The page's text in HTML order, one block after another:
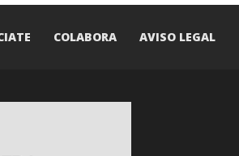
COLABORA AVISO LEGAL